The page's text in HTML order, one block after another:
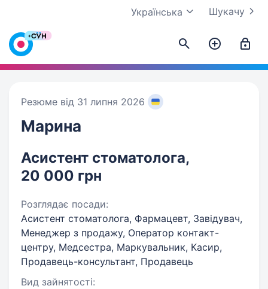
Шукачу
Українська
Резюме від 31 липня 2026
Марина
Асистент стоматолога,
20 000 грн
Розглядає посади:
Асистент стоматолога, Фармацевт, Завідувач,
Менеджер з продажу, Оператор контакт-
центру, Медсестра, Маркувальник, Касир,
Продавець-консультант, Продавець
Вид зайнятості: